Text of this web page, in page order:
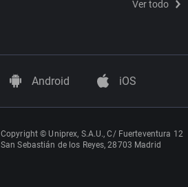
Ver todo
Android iOS
Copyright © Uniprex, S.A.U., C/ Fuerteventura 12
San Sebastián de los Reyes, 28703 Madrid